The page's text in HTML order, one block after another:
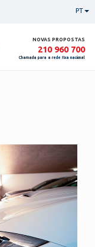
PT
NOVAS PROPOSTAS
210 960 700
Chamada para a rede fixa nacional